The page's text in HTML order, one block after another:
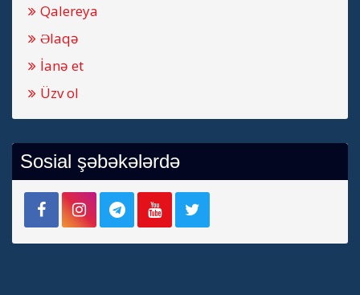
Qalereya
Əlaqə
İanə et
Üzv ol
Sosial şəbəkələrdə